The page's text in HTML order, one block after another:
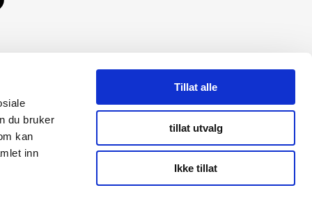
du bruker
kan
inn
Tillat alle
tillat utvalg
Ikke tillat